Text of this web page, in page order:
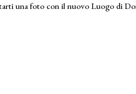
una foto con il nuovo Luogo di